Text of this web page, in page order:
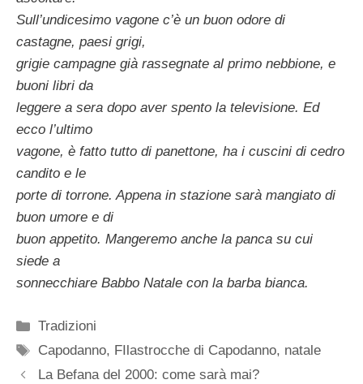
Sull’undicesimo vagone c’è un buon odore di
castagne, paesi grigi,
grigie campagne già rassegnate al primo nebbione, e
buoni libri da
leggere a sera dopo aver spento la televisione. Ed
ecco l’ultimo
vagone, è fatto tutto di panettone, ha i cuscini di cedro
candito e le
porte di torrone. Appena in stazione sarà mangiato di
buon umore e di
buon appetito. Mangeremo anche la panca su cui
siede a
sonnecchiare Babbo Natale con la barba bianca.
Categorie
Tradizioni
Tag
Capodanno, FIlastrocche di Capodanno, natale
La Befana del 2000: come sarà mai?